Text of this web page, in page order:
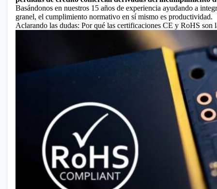
Basándonos en nuestros 15 años de experiencia ayudando a
granel, el cumplimiento normativo en sí mismo es productividad.
Aclarando las dudas: Por qué las certificaciones CE y RoHS